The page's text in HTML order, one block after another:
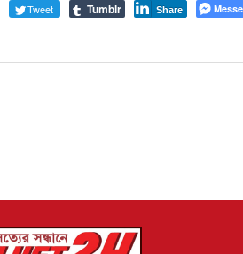
Tweet Tumblr Share